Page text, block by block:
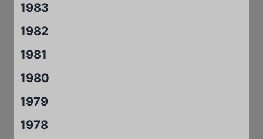
1983
1982
1981
1980
1979
1978